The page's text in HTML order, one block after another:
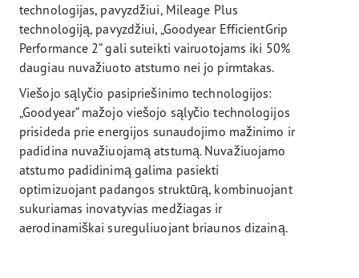
technologijas, pavyzdžiui, Mileage Plus
technologiją, pavyzdžiui, „Goodyear EfficientGrip
Performance 2“ gali suteikti vairuotojams iki 50%
daugiau nuvažiuoto atstumo nei jo pirmtakas.
Viešojo sąlyčio pasipriešinimo technologijos:
„Goodyear“ mažojo viešojo sąlyčio technologijos
prisideda prie energijos sunaudojimo mažinimo ir
padidina nuvažiuojamą atstumą. Nuvažiuojamo
atstumo padidinimą galima pasiekti
optimizuojant padangos struktūrą, kombinuojant
sukuriamas inovatyvias medžiagas ir
aerodinamiškai sureguliuojant briaunos dizainą.